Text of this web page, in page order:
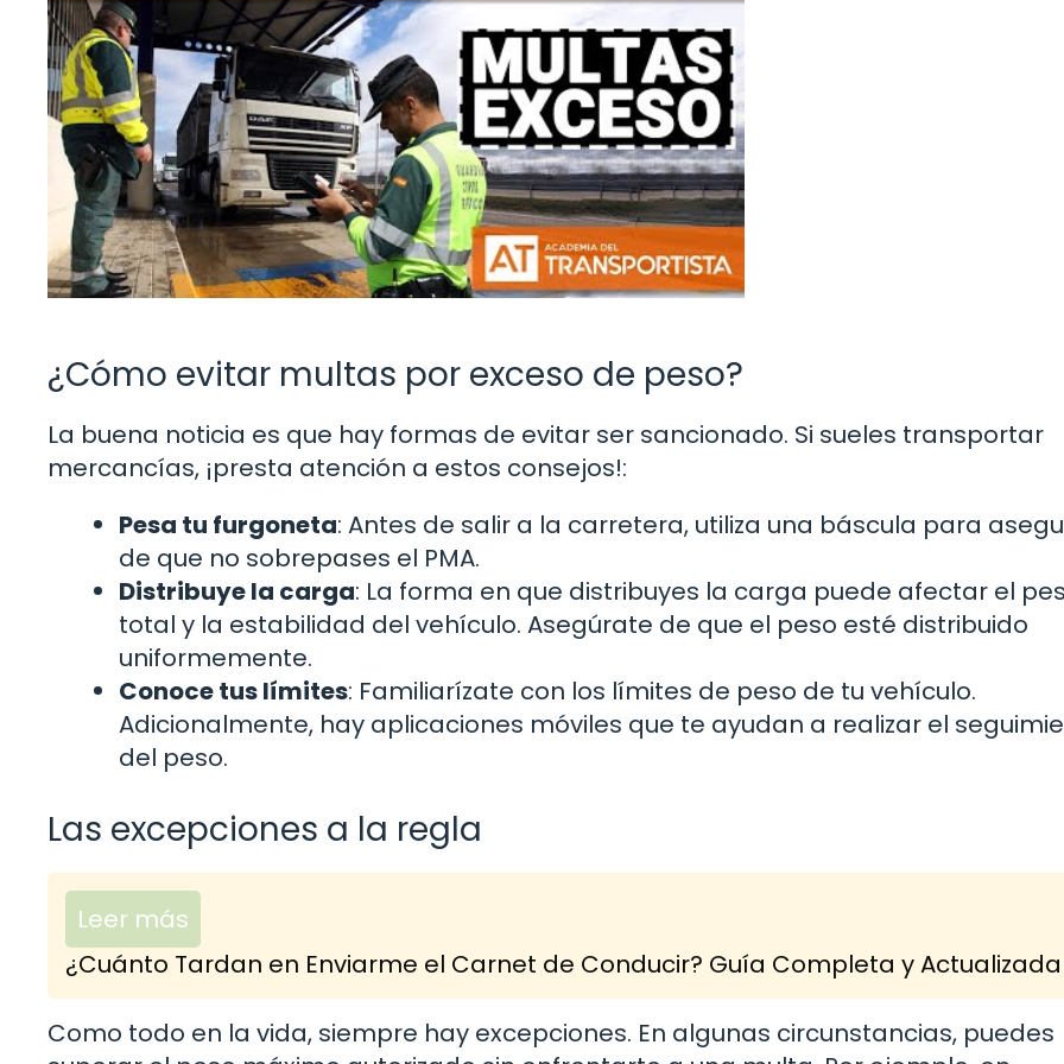
¿Cómo evitar multas por exceso de peso?
La buena noticia es que hay formas de evitar ser sancionado. Si sueles transportar
mercancías, ¡presta atención a estos consejos!:
Pesa tu furgoneta: Antes de salir a la carretera, utiliza una báscula para
de que no sobrepases el PMA.
Distribuye la carga: La forma en que distribuyes la carga puede afectar el
total y la estabilidad del vehículo. Asegúrate de que el peso esté distribuido
uniformemente.
Conoce tus límites: Familiarízate con los límites de peso de tu vehículo.
Adicionalmente, hay aplicaciones móviles que te ayudan a realizar el
del peso.
Las excepciones a la regla
Leer más
¿Cuánto Tardan en Enviarme el Carnet de Conducir? Guía Completa y Actualizada
Como todo en la vida, siempre hay excepciones. En algunas circunstancias, puedes